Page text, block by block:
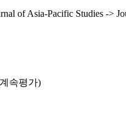
of Asia-Pacific Studies ->
속평가)